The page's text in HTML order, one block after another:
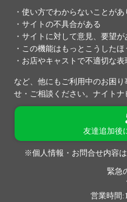
・使い方でわからないことが
・サイトの不具合がある
・サイトに対して意見、要望が
・この機能はもっとこうした
・お店やキャストで不適切な
など、他にもご利用中のお困
せ・ご相談ください。ナイト
友達追加後
※個人情報・お問合せ内容
緊急
営業時間